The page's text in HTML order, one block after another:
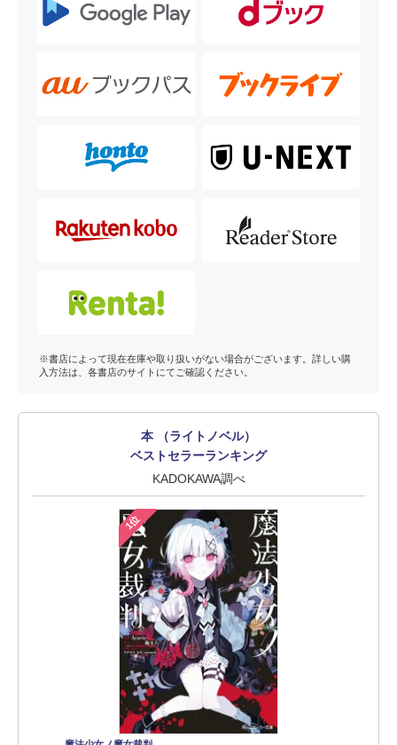
※書店によって現在在庫や取り扱いがない場合がございます。詳しい購
入方法は、各書店のサイトにてご確認ください。
本 （ライトノベル）
ベストセラーランキング
KADOKAWA調べ
1位